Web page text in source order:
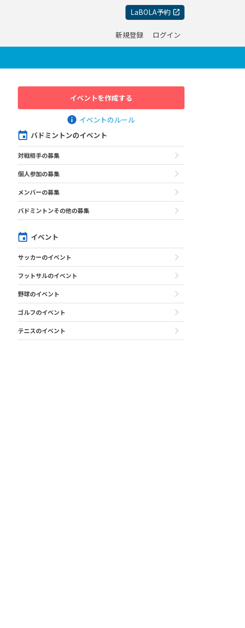
LaBOLA予約
新規登録 ログイン
イベントを作成する
イベントのルール
バドミントンのイベント
対戦相手の募集
個人参加の募集
メンバーの募集
バドミントンその他の募集
イベント
サッカーのイベント
フットサルのイベント
野球のイベント
ゴルフのイベント
テニスのイベント